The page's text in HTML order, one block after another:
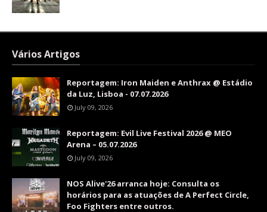
Vários Artigos
Reportagem: Iron Maiden e Anthrax @ Estádio
da Luz, Lisboa - 07.07.2026
July 09, 2026
Reportagem: Evil Live Festival 2026 @ MEO
Arena – 05.07.2026
July 09, 2026
NOS Alive'26 arranca hoje: Consulta os
horários para as atuações de A Perfect Circle,
Foo Fighters entre outros.